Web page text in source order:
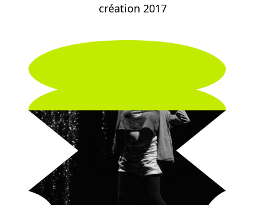
création 2017